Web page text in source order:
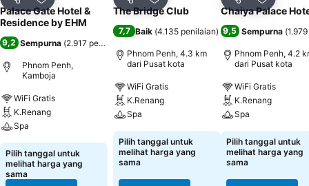
BagikanTambahkan ke favorit
Palace Gate Hotel &
Residence by EHM
9,2 Sempurna (2.917 penilaian
Phnom Penh,
Kamboja
WiFi Gratis
K.Renang
Spa
Pilih tanggal untuk
melihat harga yang
sama
BagikanTambahkan ke favorit
The Bridge Club
7,7 Baik (4.135 penilaian)
Phnom Penh, 4.3 km
dari Pusat kota
WiFi Gratis
K.Renang
Spa
Pilih tanggal untuk
melihat harga yang
sama
Bagikan
Chaiya Palace
9,5 Sempurna (
Phnom Penh, 4.2
dari Pusat kota
WiFi Gratis
K.Renang
Spa
Pilih tanggal untuk
melihat harga yang
sama